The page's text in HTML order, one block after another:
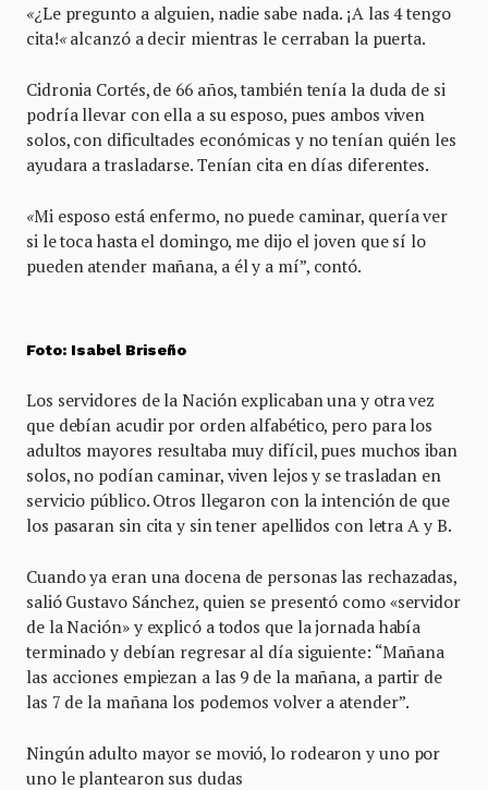
«¿Le pregunto a alguien, nadie sabe nada. ¡A las 4 tengo
cita!«alcanzó a decir mientras le cerraban la puerta.
Cidronia Cortés, de 66 años, también tenía la duda de si
podría llevar con ella a su esposo, pues ambos viven
solos, con dificultades económicas y no tenían quién les
ayudara a trasladarse. Tenían cita en días diferentes.
«Mi esposo está enfermo, no puede caminar, quería ver
si le toca hasta el domingo, me dijo el joven que sí lo
pueden atender mañana, a él y a mí”, contó.
Foto: Isabel Briseño
Los servidores de la Nación explicaban una y otra vez
que debían acudir por orden alfabético, pero para los
adultos mayores resultaba muy difícil, pues muchos iban
solos, no podían caminar, viven lejos y se trasladan en
servicio público. Otros llegaron con la intención de que
los pasaran sin cita y sin tener apellidos con letra A y B.
Cuando ya eran una docena de personas las rechazadas,
salió Gustavo Sánchez, quien se presentó como «servidor
de la Nación» y explicó a todos que la jornada había
terminado y debían regresar al día siguiente: “Mañana
las acciones empiezan a las 9 de la mañana, a partir de
las 7 de la mañana los podemos volver a atender”.
Ningún adulto mayor se movió, lo rodearon y uno por
uno le plantearon sus dudas